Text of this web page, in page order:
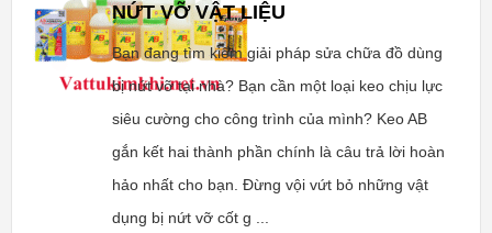
NỨT VỠ VẬT LIỆU
Bạn đang tìm kiếm giải pháp sửa chữa đồ dùng
bị nứt vỡ tại nhà? Bạn cần một loại keo chịu lực
siêu cường cho công trình của mình? Keo AB
gắn kết hai thành phần chính là câu trả lời hoàn
hảo nhất cho bạn. Đừng vội vứt bỏ những vật
dụng bị nứt vỡ cốt g ...